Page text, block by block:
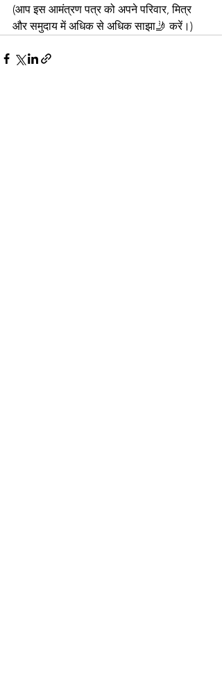
(आप इस आमंत्रण पत्र को अपने परिवार, मित्र
और समुदाय में अधिक से अधिक साझा🤳 करें।)